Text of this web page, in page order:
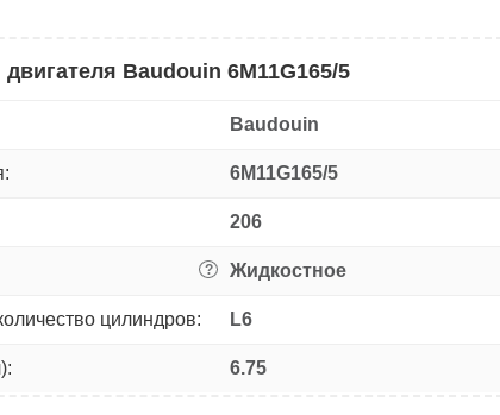
двигателя Baudouin 6M11G165/5
Baudouin
6M11G165/5
206
? Жидкостное
цилиндров: L6
6.75